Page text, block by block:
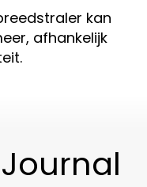
kan
afhankelijk